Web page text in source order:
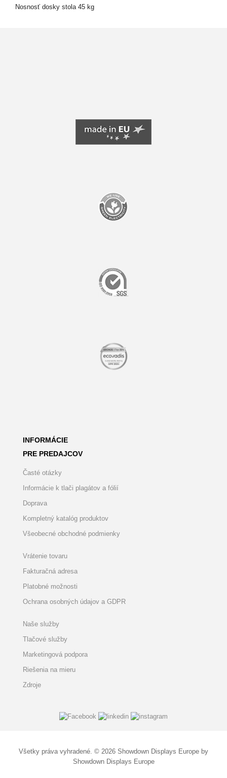
Nosnosť dosky stola 45 kg
INFORMÁCIE
PRE PREDAJCOV
Časté otázky
Informácie k tlači plagátov a fólií
Doprava
Kompletný katalóg produktov
Všeobecné obchodné podmienky
Vrátenie tovaru
Fakturačná adresa
Platobné možnosti
Ochrana osobných údajov a GDPR
Naše služby
Tlačové služby
Marketingová podpora
Riešenia na mieru
Zdroje
Všetky práva vyhradené. © 2026 Showdown Displays Europe by
Showdown Displays Europe